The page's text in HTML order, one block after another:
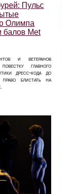
Пульс
Олимпа
балов Met
и ветеранов
главного
дресс-кода до
блистать на